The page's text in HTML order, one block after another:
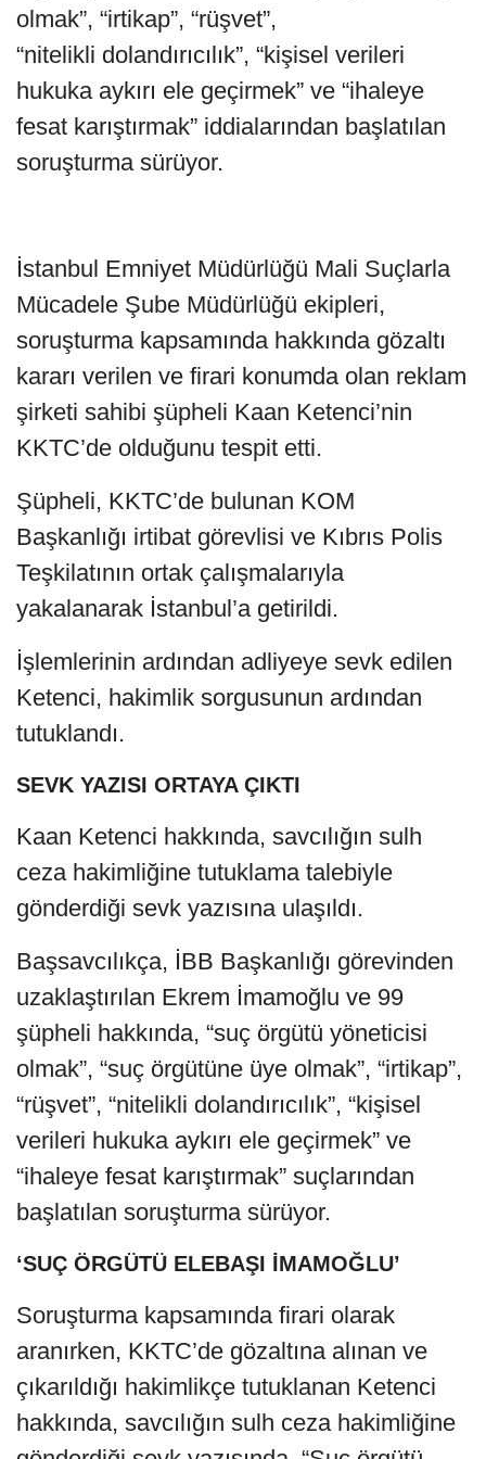
olmak”, “irtikap”, “rüşvet”,
“nitelikli dolandırıcılık”, “kişisel verileri
hukuka aykırı ele geçirmek” ve “ihaleye
fesat karıştırmak” iddialarından başlatılan
soruşturma sürüyor.
İstanbul Emniyet Müdürlüğü Mali Suçlarla
Mücadele Şube Müdürlüğü ekipleri,
soruşturma kapsamında hakkında gözaltı
kararı verilen ve firari konumda olan reklam
şirketi sahibi şüpheli Kaan Ketenci’nin
KKTC’de olduğunu tespit etti.
Şüpheli, KKTC’de bulunan KOM
Başkanlığı irtibat görevlisi ve Kıbrıs Polis
Teşkilatının ortak çalışmalarıyla
yakalanarak İstanbul’a getirildi.
İşlemlerinin ardından adliyeye sevk edilen
Ketenci, hakimlik sorgusunun ardından
tutuklandı.
SEVK YAZISI ORTAYA ÇIKTI
Kaan Ketenci hakkında, savcılığın sulh
ceza hakimliğine tutuklama talebiyle
gönderdiği sevk yazısına ulaşıldı.
Başsavcılıkça, İBB Başkanlığı görevinden
uzaklaştırılan Ekrem İmamoğlu ve 99
şüpheli hakkında, “suç örgütü yöneticisi
olmak”, “suç örgütüne üye olmak”, “irtikap”,
“rüşvet”, “nitelikli dolandırıcılık”, “kişisel
verileri hukuka aykırı ele geçirmek” ve
“ihaleye fesat karıştırmak” suçlarından
başlatılan soruşturma sürüyor.
‘SUÇ ÖRGÜTÜ ELEBAŞI İMAMOĞLU’
Soruşturma kapsamında firari olarak
aranırken, KKTC’de gözaltına alınan ve
çıkarıldığı hakimlikçe tutuklanan Ketenci
hakkında, savcılığın sulh ceza hakimliğine